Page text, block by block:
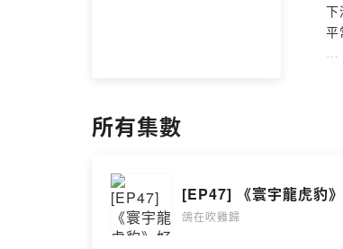
下
平
所有集數
[EP47] 《寰宇龍虎豹
鴿在吹雞歸